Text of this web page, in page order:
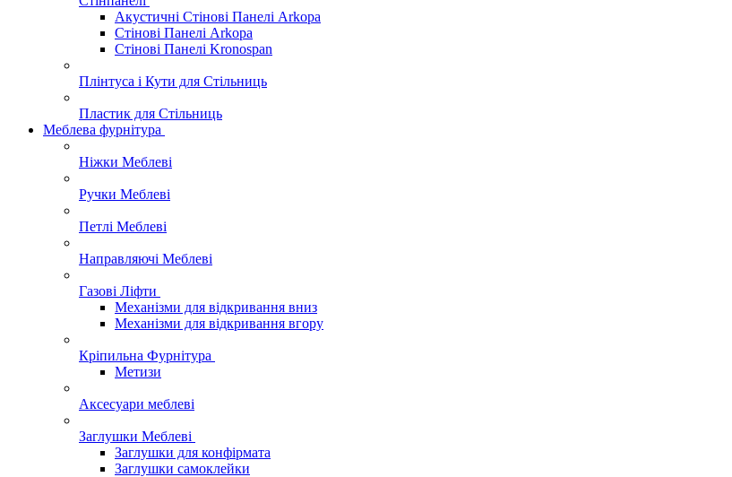
Акустичні Стінові Панелі Аrkopa
Стінові Панелі Arkopa
Стінові Панелі Kronospan
Плінтуса і Кути для Стільниць
Пластик для Стільниць
Меблева фурнітура
Ніжки Меблеві
Ручки Меблеві
Петлі Меблеві
Направляючі Меблеві
Газові Ліфти
Механізми для відкривання вниз
Механізми для відкривання вгору
Кріпильна Фурнітура
Метизи
Аксесуари меблеві
Заглушки Меблеві
Заглушки для конфірмата
Заглушки самоклейки